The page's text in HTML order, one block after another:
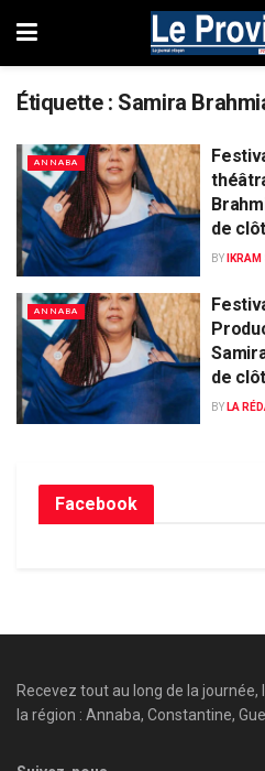
Étiquette : Samira
ANNABA
de
BY
ANNABA
de
BY LA
Facebook
Recevez tout au long de la
la région : Annaba, Constantine,